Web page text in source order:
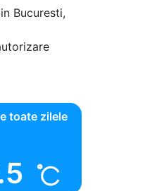
Bucuresti,
toate zilele